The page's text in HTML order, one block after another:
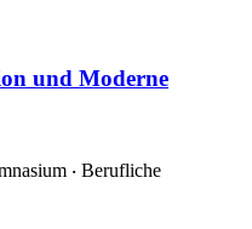
und Moderne
‧ Berufliche